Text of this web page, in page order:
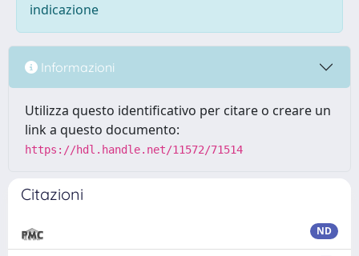
indicazione
Informazioni
Utilizza questo identificativo per citare o creare un
link a questo documento:
https://hdl.handle.net/11572/71514
Citazioni
ND